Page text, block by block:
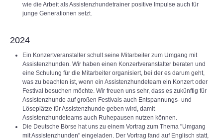
wie die Arbeit als Assistenzhundetrainer positive Impulse auch für
junge Generationen setzt.
2024
Ein Konzertveranstalter schult seine Mitarbeiter zum Umgang mit
Assistenzhunden. Wir haben einen Konzertveranstalter beraten und
eine Schulung für die Mitarbeiter organisiert, bei der es darum geht,
was zu beachten ist, wenn ein Assistenzhundeteam ein Konzert oder
Festival besuchen möchte. Wir freuen uns sehr, dass es zukünftig für
Assistenzhunde auf großen Festivals auch Entspannungs- und
Löseplätze für Assistenzhunde geben wird, damit
Assistenzhundeteams auch Ruhepausen nutzen können.
Die Deutsche Börse hat uns zu einem Vortrag zum Thema "Umgang
mit Assistenzhunden" eingeladen. Der Vortrag fand auf Englisch statt,